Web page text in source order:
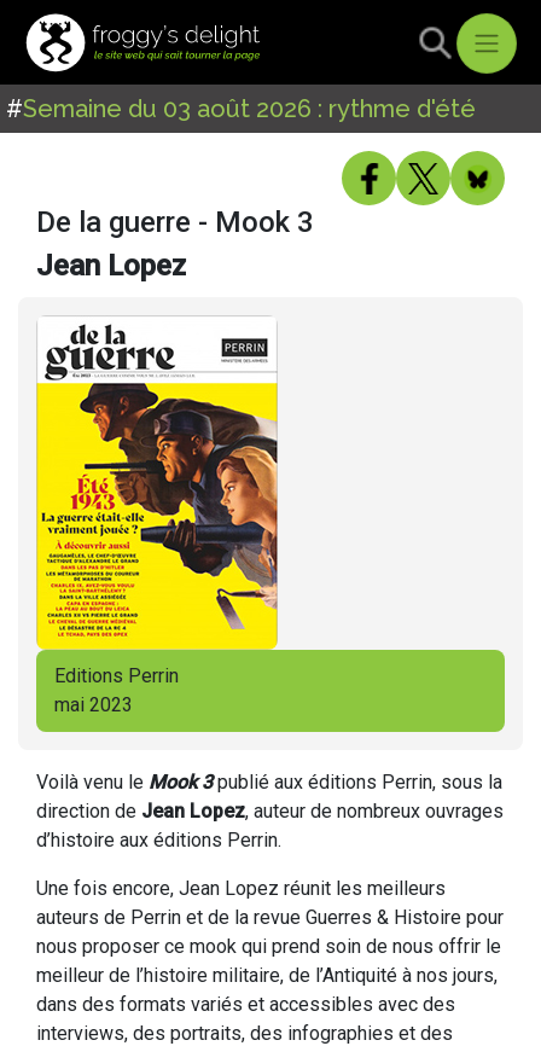
#Semaine du 03 août 2026 : rythme d'été
De la guerre - Mook 3
Jean Lopez
Editions Perrin
mai 2023
Voilà venu le Mook 3publié aux éditions Perrin, sous la
direction de Jean Lopez, auteur de nombreux ouvrages
d’histoire aux éditions Perrin.
Une fois encore, Jean Lopez réunit les meilleurs
auteurs de Perrin et de la revue Guerres & Histoire pour
nous proposer ce mook qui prend soin de nous offrir le
meilleur de l’histoire militaire, de l’Antiquité à nos jours,
dans des formats variés et accessibles avec des
interviews, des portraits, des infographies et des